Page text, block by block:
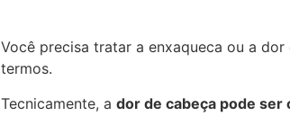
Você precisa tratar a enxaqueca ou a
termos.
Tecnicamente, a dor de cabeça pode ser